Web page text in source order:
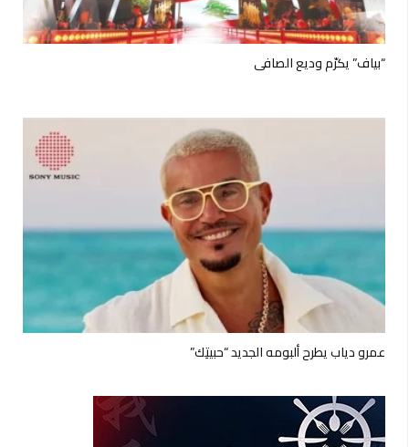
“بياف” يكرّم وديع الصافي
عمرو دياب يطرح ألبومه الجديد “حبيتِك”